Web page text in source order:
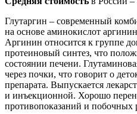
Глутаргин – современный
на основе аминокислот
Аргинин относится к группе
протеиновый синтез, что
состоянии печени.
через почки, что говорит о
препарата. Выпускается
и инъекционной. Хорошо
противопоказаний и побочных